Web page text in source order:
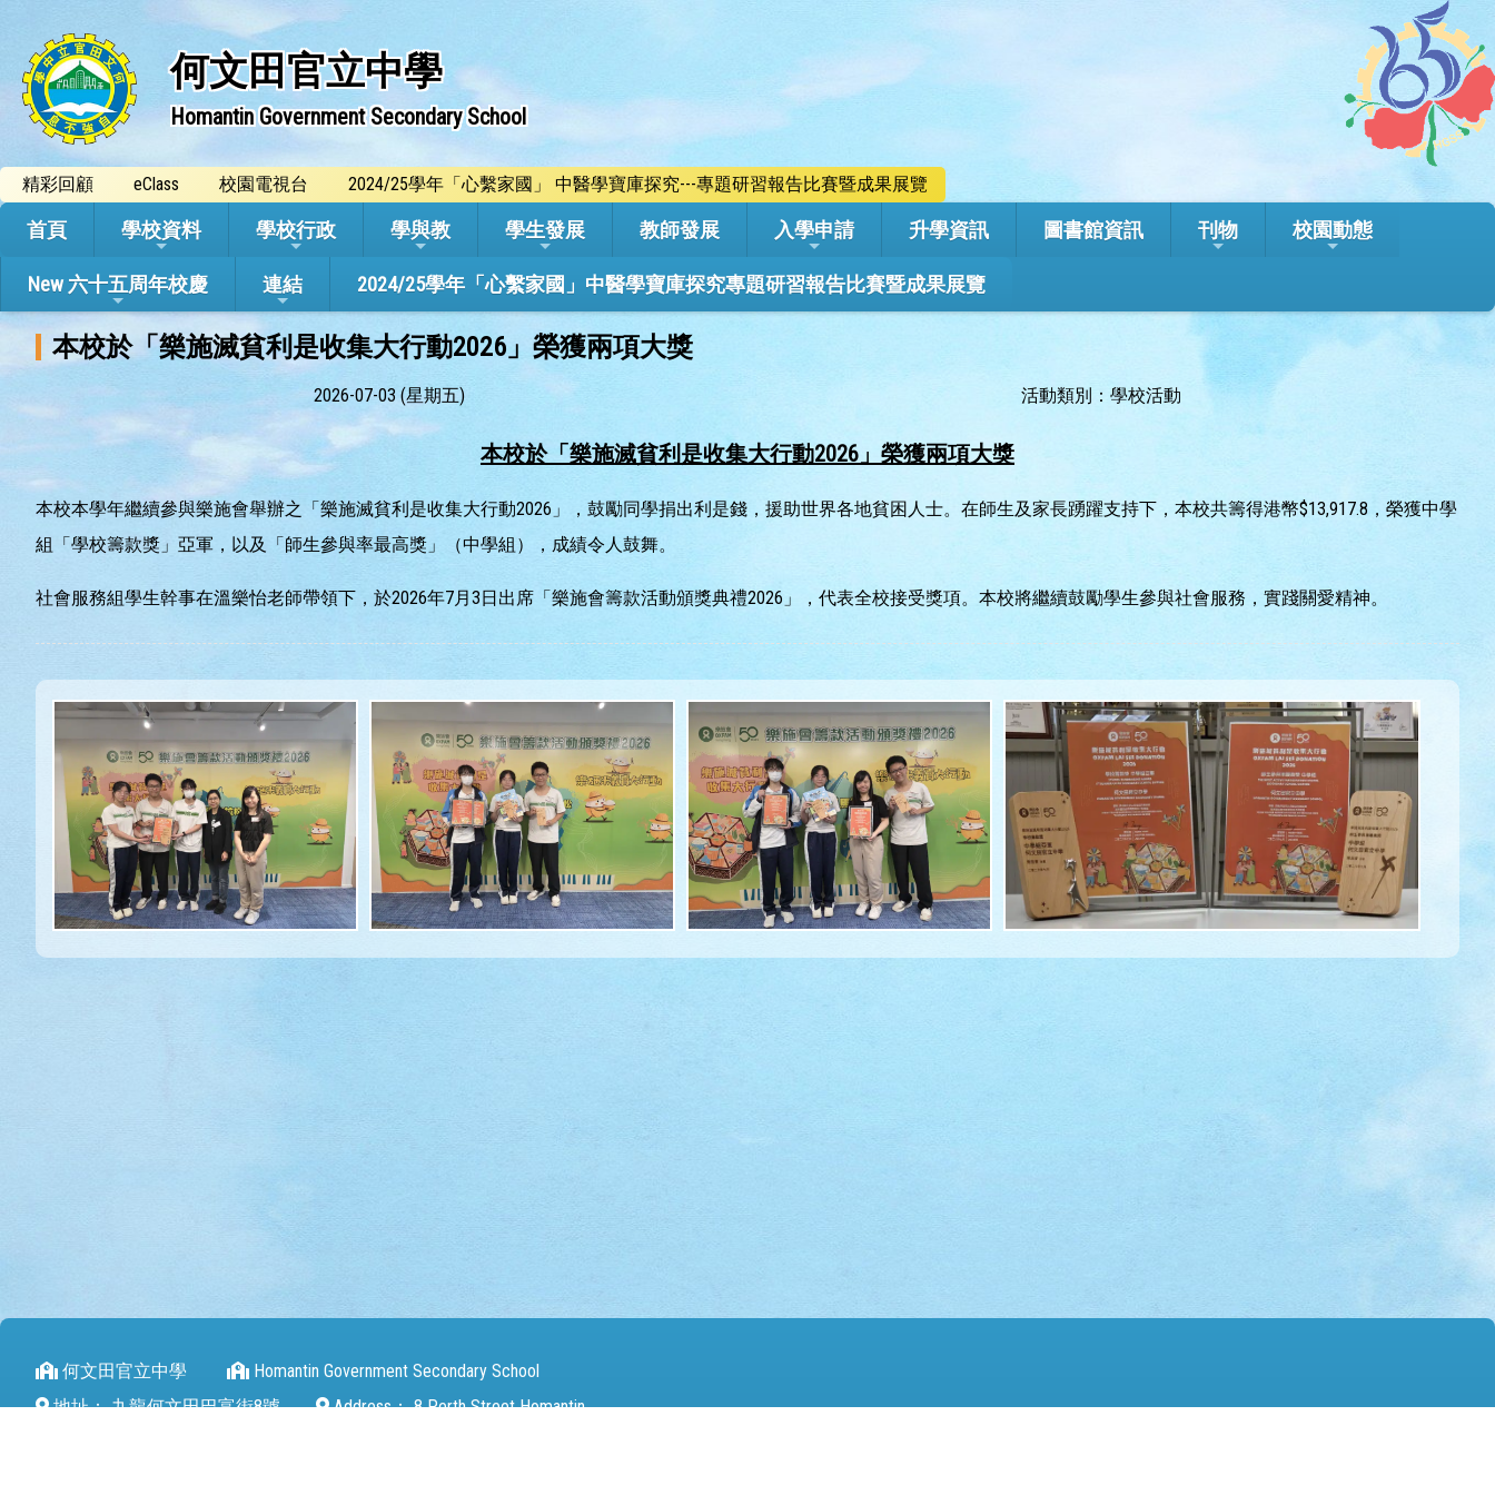
何文田官立中學
Homantin Government Secondary School
精彩回顧 eClass 校園電視台 2024/25學年「心繫家國」 中醫學寶庫探究---專題研習報告比賽暨成果展覽
首頁 學校資料 學校行政 學與教 學生發展 教師發展 入學申請 升學資訊 圖書館資訊 刊物 校園動態
New 六十五周年校慶 連結 2024/25學年「心繫家國」中醫學寶庫探究專題研習報告比賽暨成果展覽
本校於「樂施滅貧利是收集大行動2026」榮獲兩項大獎
2026-07-03 (星期五) 活動類別：學校活動
本校於「樂施滅貧利是收集大行動2026 」榮獲兩項大獎
本校本學年繼續參與樂施會舉辦之「樂施滅貧利是收集大行動2026」，鼓勵同學捐出利是錢，援助世界各地貧困人士。在師生及家長踴躍支持下，本校共籌得港幣$13,917.8，榮獲中學
組「學校籌款獎」亞軍，以及「師生參與率最高獎」（中學組），成績令人鼓舞。
社會服務組學生幹事在溫樂怡老師帶領下，於2026年7月3日出席「樂施會籌款活動頒獎典禮2026」，代表全校接受獎項。本校將繼續鼓勵學生參與社會服務，實踐關愛精神。
何文田官立中學
Homantin Government Secondary School
地址： 九龍何文田巴富街8號 Address： 8 Perth Street Homantin